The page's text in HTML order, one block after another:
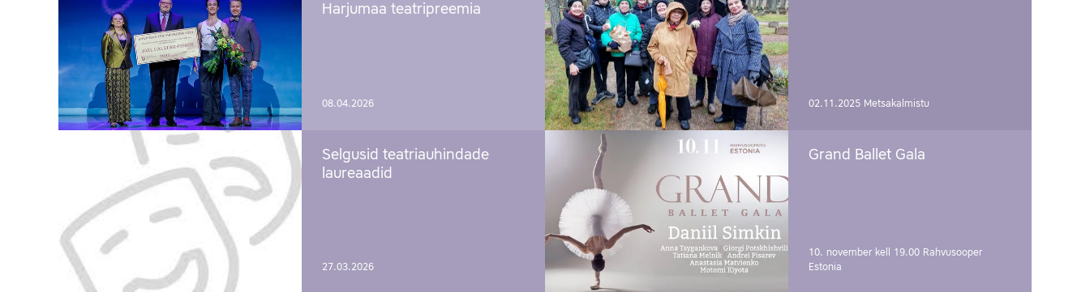
Harjumaa teatripreemia
08.04.2026
Selgusid teatriauhindade
laureaadid
27.03.2026
02.11.2025 Metsakalmistu
Grand Ballet Gala
10. november kell 19.00 Rahvusooper
Estonia